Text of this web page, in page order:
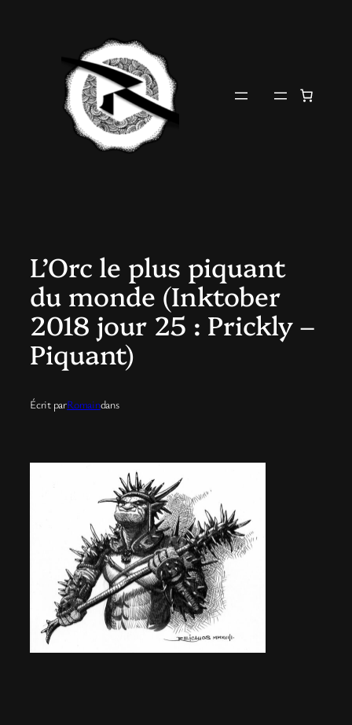
L’Orc le plus piquant
du monde (Inktober
2018 jour 25 : Prickly –
Piquant)
Écrit parRomaindans